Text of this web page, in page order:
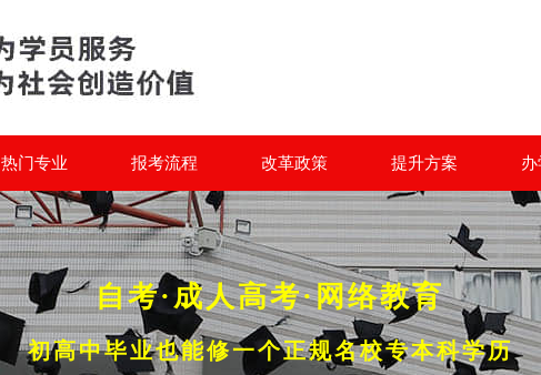
热门专业 报考流程 改革政策 提升方案
自考·成人高考·网络教育
初高中毕业也能修一个正规名校专本科学历